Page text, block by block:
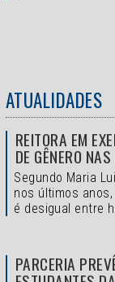
ATUALIDADES
REITORA EM
DE GÊNERO
Segundo Maria
nos últimos
é desigual entre
PARCERIA